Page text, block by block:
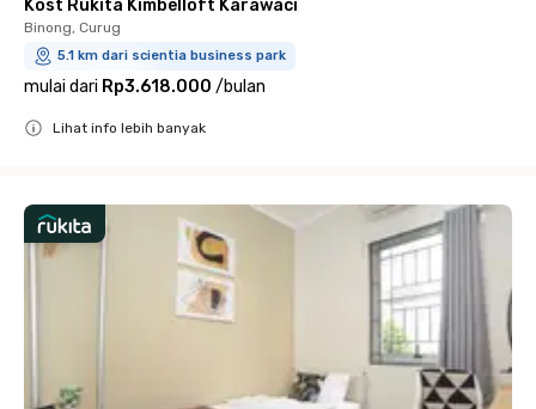
Kost Rukita Kimbelloft Karawaci
Binong, Curug
5.1 km dari scientia business park
mulai dari Rp3.618.000 /bulan
Lihat info lebih banyak